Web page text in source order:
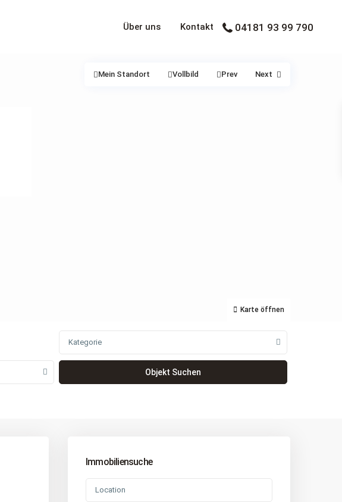
Über uns Kontakt 04181 93 99 790
Karte öffnen
Mein Standort Vollbild Prev Next
Kategorie
Immobiliensuche